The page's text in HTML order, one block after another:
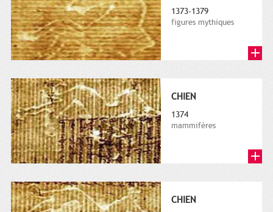
1373-1379
figures mythiques
CHIEN
1374
mammifères
CHIEN